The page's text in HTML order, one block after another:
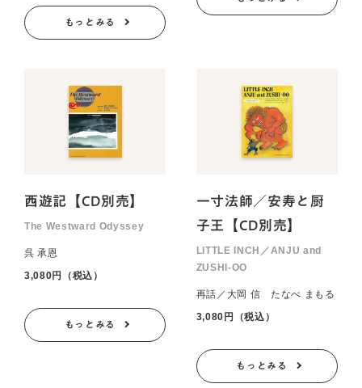
もっとみる
西遊記【CD別売】
The Westward Odyssey
呉 承恩
3,080円（税込）
もっとみる
一寸法師／安寿と厨
子王【CD別売】
LITTLE INCH／ANJU and
ZUSHI-OO
再話／大岡 信 たなべ まもる
3,080円（税込）
もっとみる